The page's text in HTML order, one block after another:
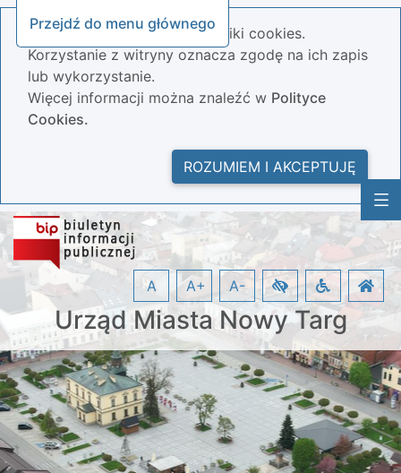
Przejdź do menu głównego
Nasza strona wykorzystuje pliki cookies.
Korzystanie z witryny oznacza zgodę na ich zapis
lub wykorzystanie.
Więcej informacji można znaleźć w Polityce
Cookies.
ROZUMIEM I AKCEPTUJĘ
Urząd Miasta Nowy Targ
A A+ A-